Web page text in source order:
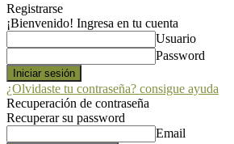
Registrarse
¡Bienvenido! Ingresa en tu cuenta
Usuario
Password
¿Olvidaste tu contraseña? consigue ayuda
Recuperación de contraseña
Recuperar su password
Email